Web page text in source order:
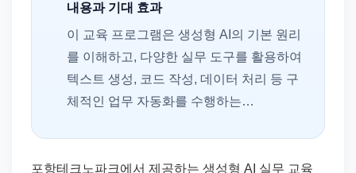
내용과 기대 효과
이 교육 프로그램은 생성형 AI의 기본 원리
를 이해하고, 다양한 실무 도구를 활용하여
텍스트 생성, 코드 작성, 데이터 처리 등 구
체적인 업무 자동화를 수행하는…
포항테크노파크에서 제공하는 생성형 AI 실무 교육